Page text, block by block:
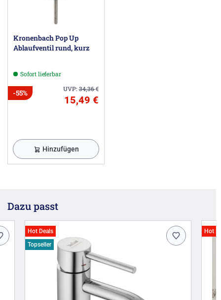
Kronenbach Pop Up
Ablaufventil rund, kurz
Sofort lieferbar
UVP:34,36€
-55%
15,49 €
Hinzufügen
Dazu passt
Hot Deals
Topseller
Hot